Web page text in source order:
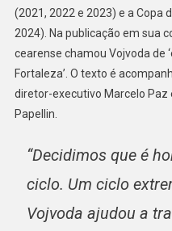
(2021, 2022 e 2023) e a Copa
2024). Na publicação em sua
cearense chamou Vojvoda de
Fortaleza’. O texto é
diretor-executivo Marcelo
Papellin.
“Decidimos que é
ciclo. Um ciclo
Vojvoda ajudou a